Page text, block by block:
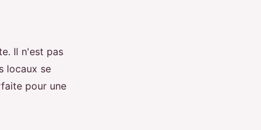
Il n'est pas
locaux se
pour une